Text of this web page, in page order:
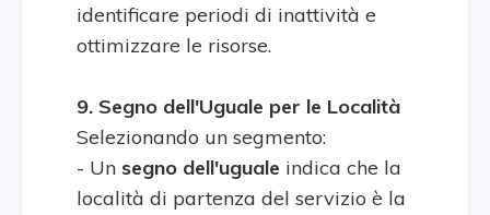
identificare periodi di inattività e
ottimizzare le risorse.
9. Segno dell'Uguale per le Località
Selezionando un segmento:
- Un segno dell'uguale indica che la
località di partenza del servizio è la